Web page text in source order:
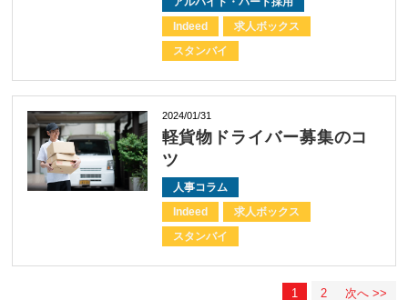
Indeed
求人ボックス
スタンバイ
2024/01/31
軽貨物ドライバー募集のコ
ツ
人事コラム
Indeed
求人ボックス
スタンバイ
1 2 次へ >>